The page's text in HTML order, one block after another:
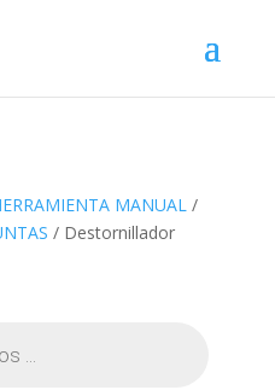
MANUAL/
/ Destornillador